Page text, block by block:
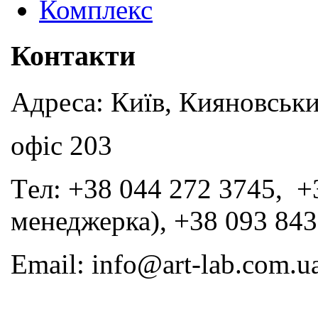
Комплекс
Контакти
Адреса: Київ,
офіс 203
Tел: +38 044 272 3745,
менеджерка), +38 093
Email: info@art-